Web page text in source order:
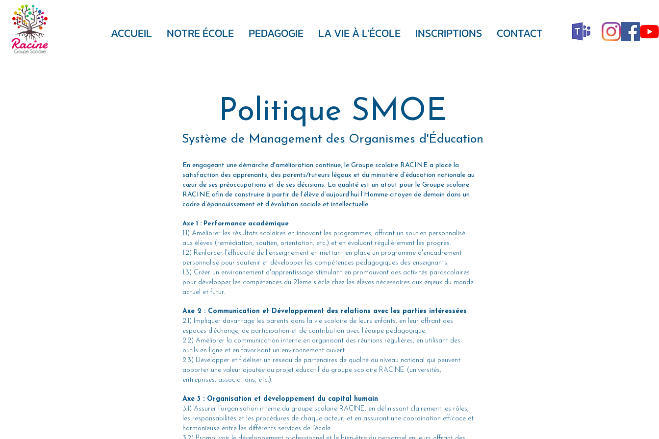
ACCUEIL NOTRE ÉCOLE PEDAGOGIE LA VIE À L'ÉCOLE INSCRIPTIONS CONTACT
Politique SMOE
Système de Management des Organismes d'Éducation
En engageant une démarche d'amélioration continue, le Groupe scolaire RACINE a placé la
satisfaction des apprenants, des parents/tuteurs légaux et du ministère d’éducation nationale au
cœur de ses préoccupations et de ses décisions. La qualité est un atout pour le Groupe scolaire
RACINE afin de construire à partir de l’élève d’aujourd’hui l’Homme citoyen de demain dans un
cadre d’épanouissement et d’évolution sociale et intellectuelle.
Axe 1 : Performance académique
1.1) Améliorer les résultats scolaires en innovant les programmes, offrant un soutien personnalisé
aux élèves (remédiation, soutien, orientation, etc.) et en évaluant régulièrement les progrès.
1.2) Renforcer l'efficacité de l'enseignement en mettant en place un programme d'encadrement
personnalisé pour soutenir et développer les compétences pédagogiques des enseignants.
1.3) Créer un environnement d'apprentissage stimulant en promouvant des activités parascolaires
pour développer les compétences du 21ème siècle chez les élèves nécessaires aux enjeux du monde
actuel et futur.
Axe 2 : Communication et Développement des relations avec les parties intéressées
2.1) Impliquer davantage les parents dans la vie scolaire de leurs enfants, en leur offrant des
espaces d’échange, de participation et de contribution avec l’équipe pédagogique.
2.2) Améliorer la communication interne en organisant des réunions régulières, en utilisant des
outils en ligne et en favorisant un environnement ouvert.
2.3) Développer et fidéliser un réseau de partenaires de qualité au niveau national qui peuvent
apporter une valeur ajoutée au projet éducatif du groupe scolaire RACINE (universités,
entreprises, associations, etc.).
Axe 3 : Organisation et développement du capital humain
3.1) Assurer l’organisation interne du groupe scolaire RACINE, en définissant clairement les rôles,
les responsabilités et les procédures de chaque acteur, et en assurant une coordination efficace et
harmonieuse entre les différents services de l’école.